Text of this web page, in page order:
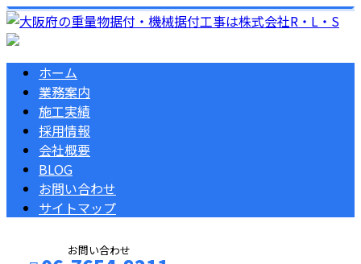
ホーム
業務案内
施工実績
採用情報
会社概要
BLOG
お問い合わせ
サイトマップ
お問い合わせ